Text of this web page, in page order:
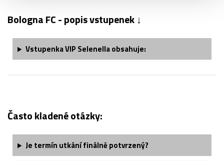
Bologna FC - popis vstupenek ↓
VstupenkaVIP Selenellaobsahuje:
Často kladené otázky:
Je termín utkání finálně potvrzený?